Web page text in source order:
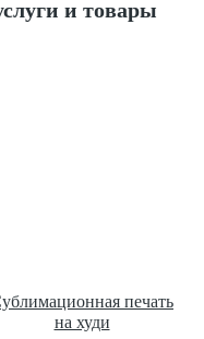
и товары
печать
на худи